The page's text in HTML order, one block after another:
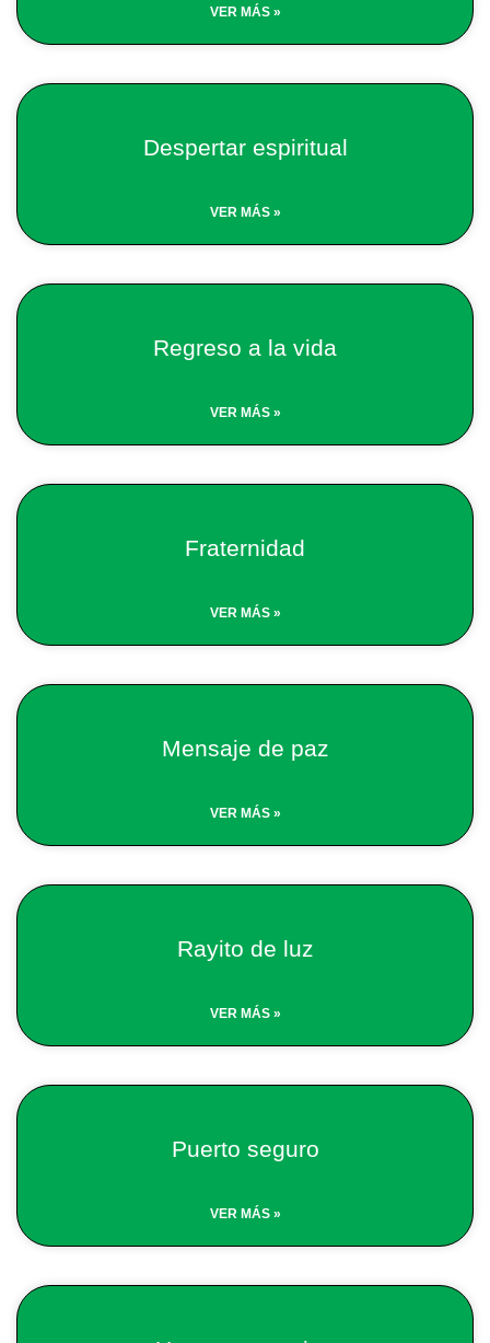
VER MÁS »
Despertar espiritual
VER MÁS »
Regreso a la vida
VER MÁS »
Fraternidad
VER MÁS »
Mensaje de paz
VER MÁS »
Rayito de luz
VER MÁS »
Puerto seguro
VER MÁS »